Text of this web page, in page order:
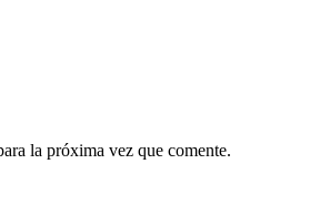
la próxima vez que comente.